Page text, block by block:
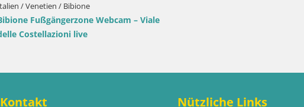
Kroatien / Karlovac / Karlstadt
Webcam Karlstadt Burg Dubovac –
Liveblick auf das historische
Kontakt Nützliche Links